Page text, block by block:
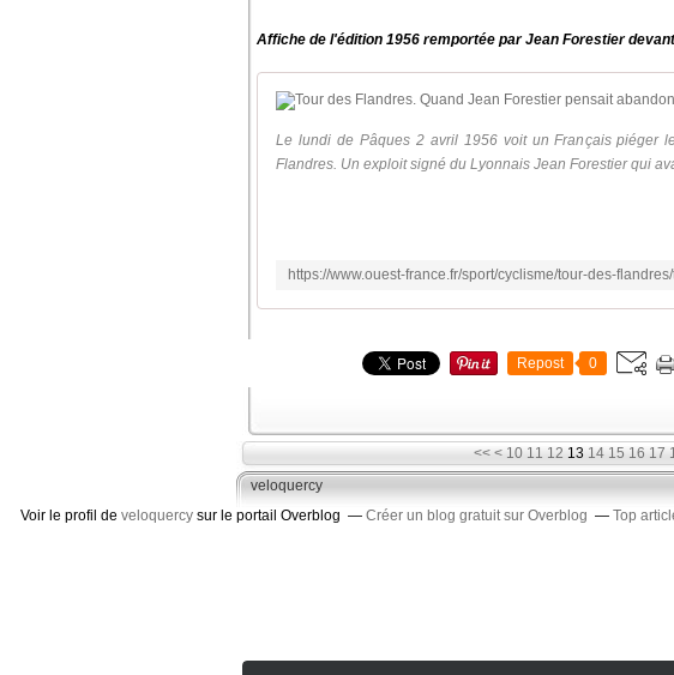
Affiche de l'édition 1956 remportée par Jean Forestier
Le lundi de Pâques 2 avril 1956 voit un Français piéger
Flandres. Un exploit signé du Lyonnais Jean Forestier qui
Repost 0
<< < 10 11 12 13 14 15 16 17
veloquercy
Voir le profil de veloquercy sur le portail Overblog Créer un blog gratuit sur Overblog Top